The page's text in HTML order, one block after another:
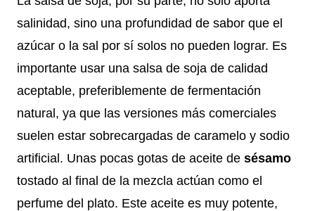
salinidad, sino una profundidad de sabor que el
azúcar o la sal por sí solos no pueden lograr. Es
importante usar una salsa de soja de calidad
aceptable, preferiblemente de fermentación
natural, ya que las versiones más comerciales
suelen estar sobrecargadas de caramelo y sodio
artificial. Unas pocas gotas de aceite de sésamo
tostado al final de la mezcla actúan como el
perfume del plato. Este aceite es muy potente,